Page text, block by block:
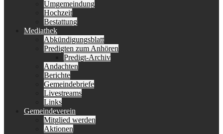
Umgemeindung
Hochzeit
Bestattung
Mediathek
Abkündigungsblatt
Predigten zum Anhören
Predigt-Archiv
Andachten
Berichte
Gemeindebriefe
Livestreams
Links
Gemeindeverein
Mitglied werden
Aktionen